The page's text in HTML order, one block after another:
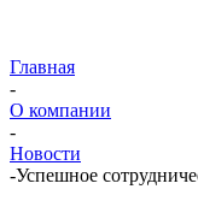
Главная
-
О компании
-
Новости
-Успешное